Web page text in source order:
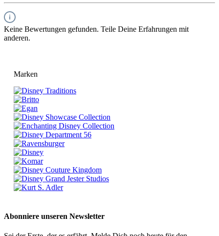
Keine Bewertungen gefunden. Teile Deine Erfahrungen mit
anderen.
Marken
Abonniere unseren Newsletter